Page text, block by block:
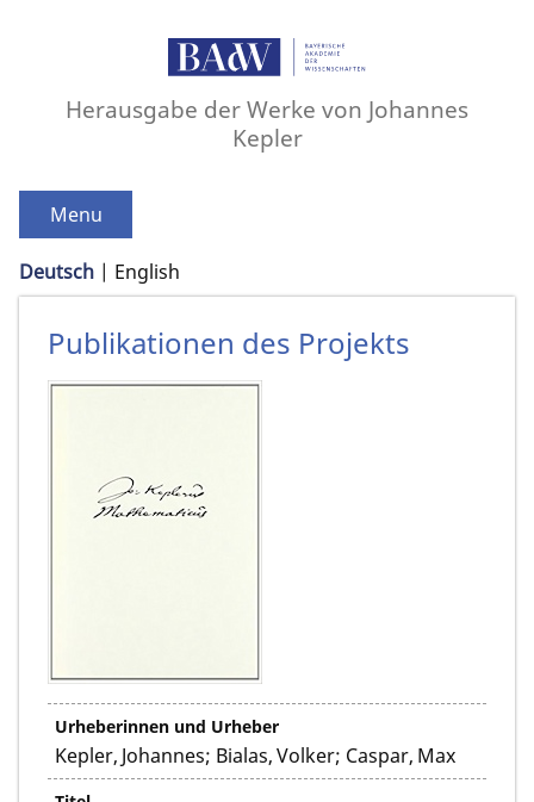
Herausgabe der Werke von Johannes
Kepler
Menu
Deutsch English
Publikationen des Projekts
Urheberinnen und Urheber
Kepler, Johannes; Bialas, Volker; Caspar, Max